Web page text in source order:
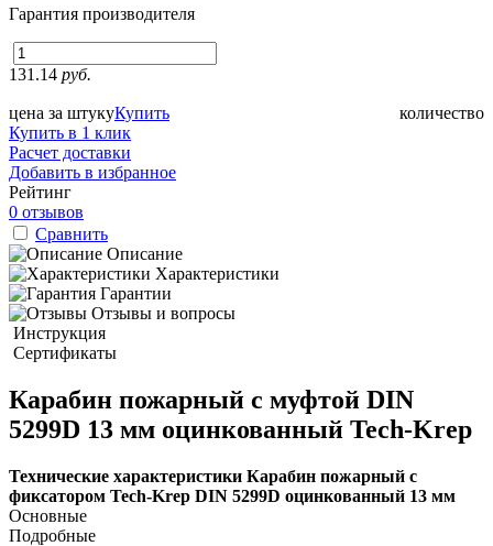
Гарантия производителя
131.14 руб.
цена за штуку количество
Купить
Купить в 1 клик
Расчет доставки
Добавить в избранное
Рейтинг
0 отзывов
Сравнить
Описание
Характеристики
Гарантии
Отзывы и вопросы
Инструкция
Сертификаты
Карабин пожарный с муфтой DIN
5299D 13 мм оцинкованный Tech-Krep
Технические характеристики Карабин пожарный с
фиксатором Tech-Krep DIN 5299D оцинкованный 13 мм
Основные
Подробные